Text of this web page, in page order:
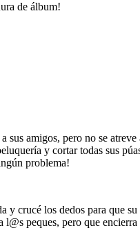
de álbum!
sus amigos, pero no se
y cortar todas sus
problema!
y crucé los dedos para que
peques, pero que